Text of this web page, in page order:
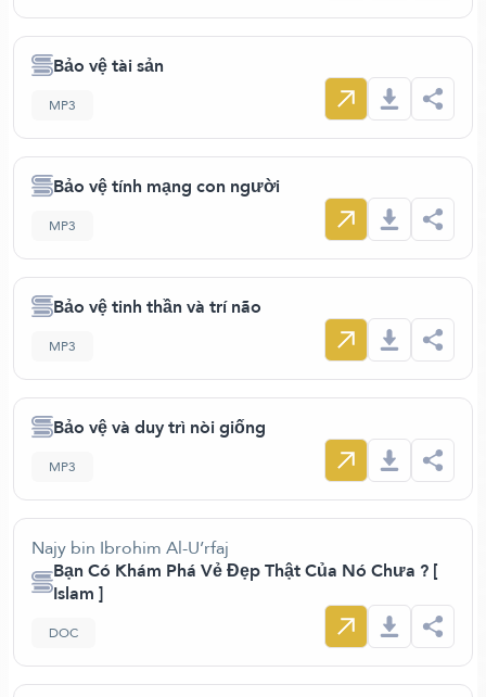
Bảo vệ tài sản
MP3
Bảo vệ tính mạng con người
MP3
Bảo vệ tinh thần và trí não
MP3
Bảo vệ và duy trì nòi giống
MP3
Najy bin Ibrohim Al-U’rfaj
Bạn Có Khám Phá Vẻ Đẹp Thật Của Nó Chưa ? [
Islam ]
DOC